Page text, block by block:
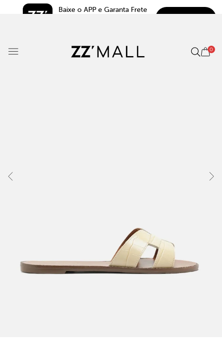
Baixe o APP e Garanta Frete
0